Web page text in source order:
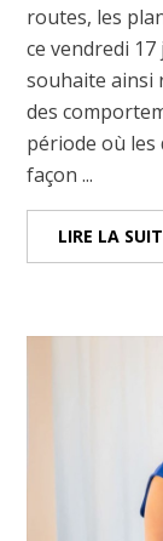
routes, les
ce vendredi
souhaite ainsi
des
période où les
façon ...
LIRE LA